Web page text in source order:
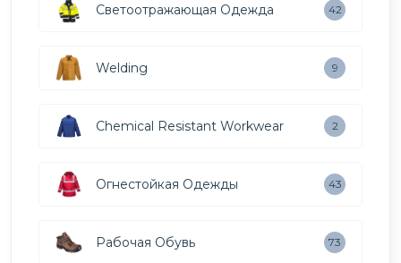
Светоотражающая Одежда 42
Welding 9
Chemical Resistant Workwear 2
Огнестойкая Одежды 43
Рабочая Обувь 73